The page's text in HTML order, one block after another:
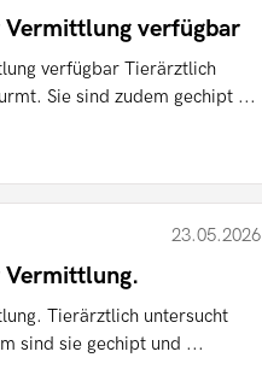
verfügbar
verfügbar Tierärztlich
Sie sind zudem gechipt ...
23.05.2026
Vermittlung.
Tierärztlich untersucht
sind sie gechipt und ...